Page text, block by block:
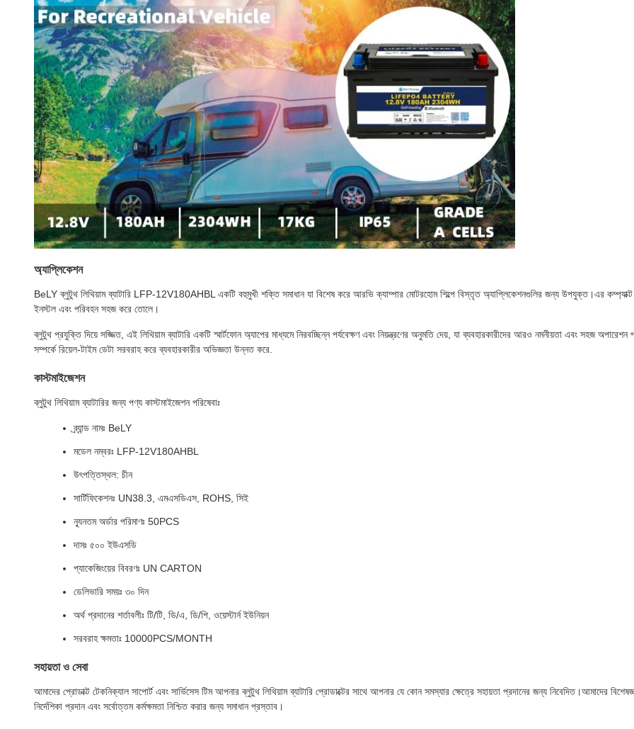
অ্যাপ্লিকেশন
BeLY ব্লুটুথ লিথিয়াম ব্যাটারি LFP-12V180AHBL একটি বহুমুখী শক্তি সমাধান যা বিশেষ করে আরভি ক্যাম্পার মোটরহোম শিল্পে বিস্তৃত অ্যাপ্লিকেশনগুলির জন্য উপযুক্ত।এর
ইনস্টল এবং পরিবহন সহজ করে তোলে।
ব্লুটুথ প্রযুক্তি দিয়ে সজ্জিত, এই লিথিয়াম ব্যাটারি একটি স্মার্টফোন অ্যাপের মাধ্যমে নিরবচ্ছিন্ন পর্যবেক্ষণ এবং নিয়ন্ত্রণের অনুমতি দেয়, যা ব্যবহারকারীদের আরও নমনীয়তা এবং সহজ
সম্পর্কে রিয়েল-টাইম ডেটা সরবরাহ করে ব্যবহারকারীর অভিজ্ঞতা উন্নত করে.
কাস্টমাইজেশন
ব্লুটুথ লিথিয়াম ব্যাটারির জন্য পণ্য কাস্টমাইজেশন পরিষেবাঃ
ব্র্যান্ড নামঃ BeLY
মডেল নম্বরঃ LFP-12V180AHBL
উৎপত্তিস্থল: চীন
সার্টিফিকেশনঃ UN38.3, এমএসডিএস, ROHS, সিই
ন্যূনতম অর্ডার পরিমাণঃ 50PCS
দামঃ ৫০০ ইউএসডি
প্যাকেজিংয়ের বিবরণঃ UN CARTON
ডেলিভারি সময়ঃ ৩০ দিন
অর্থ প্রদানের শর্তাবলীঃ টি/টি, ডি/এ, ডি/পি, ওয়েস্টার্ন ইউনিয়ন
সরবরাহ ক্ষমতাঃ 10000PCS/MONTH
সহায়তা ও সেবা
আমাদের প্রোডাক্ট টেকনিক্যাল সাপোর্ট এবং সার্ভিসেস টিম আপনার ব্লুটুথ লিথিয়াম ব্যাটারি প্রোডাক্টের সাথে আপনার যে কোন সমস্যার ক্ষেত্রে সহায়তা প্রদানের জন্য নিবেদিত।আমাদের
নির্দেশিকা প্রদান এবং সর্বোত্তম কর্মক্ষমতা নিশ্চিত করার জন্য সমাধান প্রস্তাব।